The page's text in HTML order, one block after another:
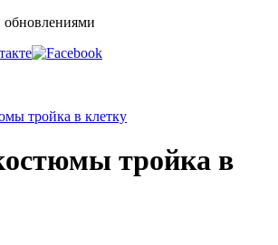
тройка в клетку
тройка в